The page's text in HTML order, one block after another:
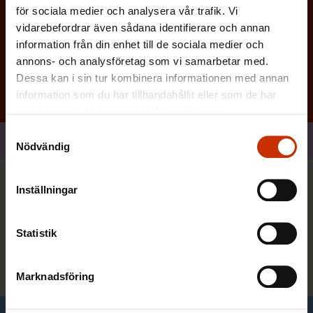
för sociala medier och analysera vår trafik. Vi
vidarebefordrar även sådana identifierare och annan
information från din enhet till de sociala medier och
annons- och analysföretag som vi samarbetar med.
Dessa kan i sin tur kombinera informationen med annan
information som du har tillhandahållit eller som de har
Nödvändig
Inställningar
Statistik
Marknadsföring
Prenumerera
Du kan också vara intresserad